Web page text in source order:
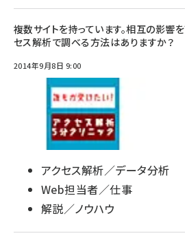
複数サイトを持っています。相互の影響
セス解析で調べる方法はありますか？
2014年9月8日 9:00
アクセス解析／データ分析
Web担当者／仕事
解説／ノウハウ